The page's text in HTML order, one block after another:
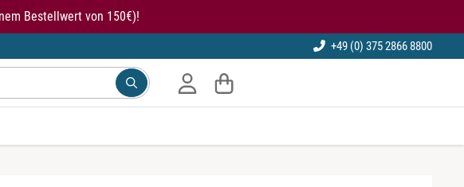
Bestellwert von 150€)!
+49 (0) 375 2866 8800